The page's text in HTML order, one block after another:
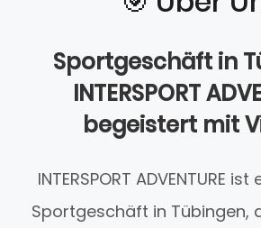
Sportgeschäft in
INTERSPORT
begeistert mit
INTERSPORT ADVENTURE
Sportgeschäft in Tübingen,